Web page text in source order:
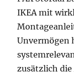
IKEA mit
Unvermögen
zusätzlich